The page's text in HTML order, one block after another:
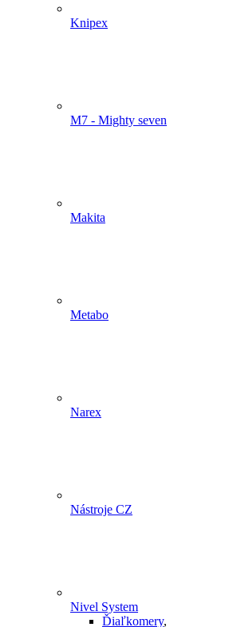
Knipex
M7 - Mighty seven
Makita
Metabo
Narex
Nástroje CZ
Nivel System
Ďiaľkomery,